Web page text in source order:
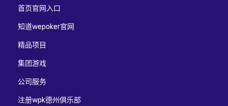
首页官网入口
知道wepoker官网
精品项目
集团游戏
公司服务
注册wpk德州俱乐部